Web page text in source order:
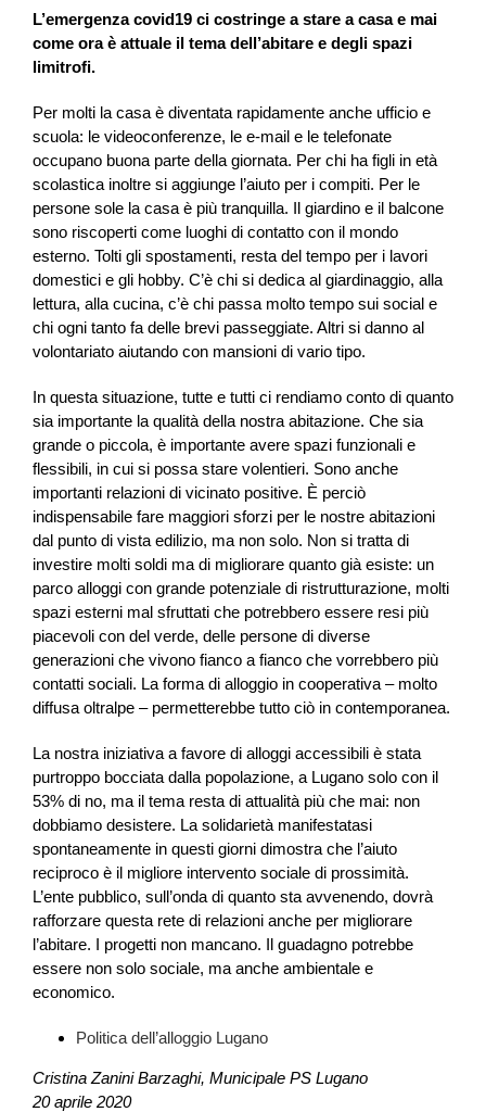
L’emergenza covid19 ci costringe a stare a casa e mai
come ora è attuale il tema dell’abitare e degli spazi
limitrofi.
Per molti la casa è diventata rapidamente anche ufficio e
scuola: le videoconferenze, le e-mail e le telefonate
occupano buona parte della giornata. Per chi ha figli in età
scolastica inoltre si aggiunge l’aiuto per i compiti. Per le
persone sole la casa è più tranquilla. Il giardino e il balcone
sono riscoperti come luoghi di contatto con il mondo
esterno. Tolti gli spostamenti, resta del tempo per i lavori
domestici e gli hobby. C’è chi si dedica al giardinaggio, alla
lettura, alla cucina, c’è chi passa molto tempo sui social e
chi ogni tanto fa delle brevi passeggiate. Altri si danno al
volontariato aiutando con mansioni di vario tipo.
In questa situazione, tutte e tutti ci rendiamo conto di quanto
sia importante la qualità della nostra abitazione. Che sia
grande o piccola, è importante avere spazi funzionali e
flessibili, in cui si possa stare volentieri. Sono anche
importanti relazioni di vicinato positive. È perciò
indispensabile fare maggiori sforzi per le nostre abitazioni
dal punto di vista edilizio, ma non solo. Non si tratta di
investire molti soldi ma di migliorare quanto già esiste: un
parco alloggi con grande potenziale di ristrutturazione, molti
spazi esterni mal sfruttati che potrebbero essere resi più
piacevoli con del verde, delle persone di diverse
generazioni che vivono fianco a fianco che vorrebbero più
contatti sociali. La forma di alloggio in cooperativa – molto
diffusa oltralpe – permetterebbe tutto ciò in contemporanea.
La nostra iniziativa a favore di alloggi accessibili è stata
purtroppo bocciata dalla popolazione, a Lugano solo con il
53% di no, ma il tema resta di attualità più che mai: non
dobbiamo desistere. La solidarietà manifestatasi
spontaneamente in questi giorni dimostra che l’aiuto
reciproco è il migliore intervento sociale di prossimità.
L’ente pubblico, sull’onda di quanto sta avvenendo, dovrà
rafforzare questa rete di relazioni anche per migliorare
l’abitare. I progetti non mancano. Il guadagno potrebbe
essere non solo sociale, ma anche ambientale e
economico.
Politica dell’alloggio Lugano
Cristina Zanini Barzaghi, Municipale PS Lugano
20 aprile 2020